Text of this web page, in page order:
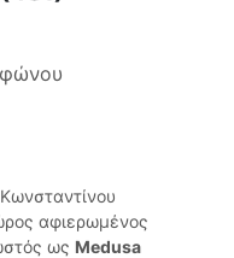
αφιερωμένος
ως Medusa